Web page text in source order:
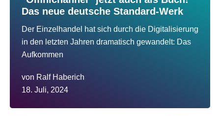
Das neue deutsche Standard-Werk
Der Einzelhandel hat sich durch die Digitalisierung
in den letzten Jahren dramatisch gewandelt: Das
Aufkommen
von Ralf Haberich
18. Juli, 2024